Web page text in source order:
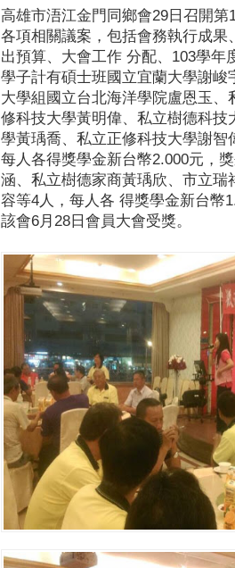
高雄市浯江金門同鄉會29日召開
各項相關議案，包括會務執行成
出預算、大會工作 分配、103學
學子計有碩士班國立宜蘭大學謝
大學組國立台北海洋學院盧恩玉
修科技大學黃明偉、私立樹德科
學黃瑀喬、私立正修科技大學謝
每人各得獎學金新台幣2.000元，
涵、私立樹德家商黃瑀欣、市立
容等4人，每人各 得獎學金新台幣
該會6月28日會員大會受獎。